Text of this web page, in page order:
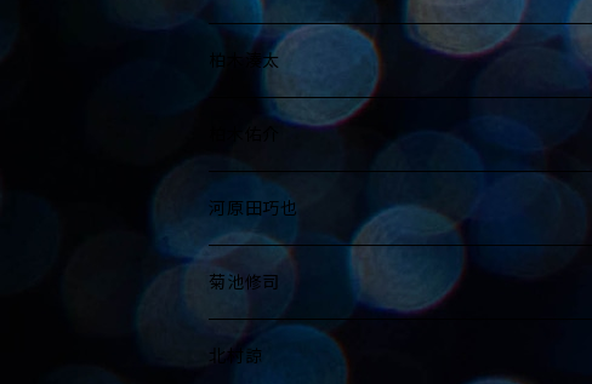
写真集
写真展ブロマイド
A5
写真展ブロマイド
写真集
B5～A4
写真展ブロマイド
写真集
B4～A3
A5
写真展ブロマイド
写真集
B3～A2
B5～A4
A5
写真展ブロマイド
柏木湊太
B4～A3
A5
写真展ブロマイド
B3～A2
B4～A3
B5～A4
河原田巧也
B3～A2
B4～A3
菊池修司
B3～A2
北村諒